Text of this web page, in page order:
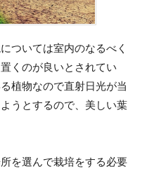
ついては室内のなるべく
くのが良いとされてい
植物なので直射日光が当
うとするので、美しい葉
を選んで栽培をする必要